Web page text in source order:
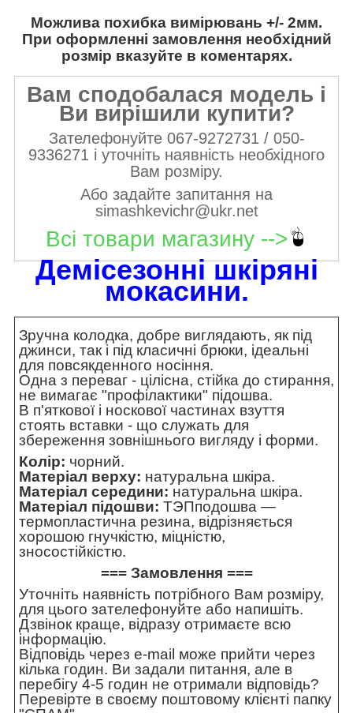
Можлива похибка вимірювань +/- 2мм.
При оформленні замовлення необхідний
розмір вказуйте в коментарях.
Вам сподобалася модель і
Ви вирішили купити?
Зателефонуйте 067-9272731 / 050-
9336271 і уточніть наявність необхідного
Вам розміру.
Або задайте запитання на
simashkevichr@ukr.net
Всі товари магазину -->
Демісезонні шкіряні
мокасини.
Зручна колодка, добре виглядають, як під
джинси, так і під класичні брюки, ідеальні
для повсякденного носіння.
Одна з переваг - цілісна, стійка до стирання,
не вимагає "профілактики" підошва.
В п'яткової і носкової частинах взуття
стоять вставки - що служать для
збереження зовнішнього вигляду і форми.
Колір: чорний.
Матеріал верху: натуральна шкіра.
Матеріал середини: натуральна шкіра.
Матеріал підошви: ТЭПподошва —
термопластична резина, відрізняється
хорошою гнучкістю, міцністю,
зносостійкістю.
=== Замовлення ===
Уточніть наявність потрібного Вам розміру,
для цього зателефонуйте або напишіть.
Дзвінок краще, відразу отримаєте всю
інформацію.
Відповідь через e-mail може прийти через
кілька годин. Ви задали питання, але в
перебігу 4-5 годин не отримали відповідь?
Перевірте в своєму поштовому клієнті папку